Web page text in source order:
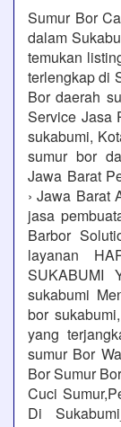
Sumur Bor
dalam
temukan
terlengkap di
Bor daerah
Service Jasa
sukabumi,
sumur bor
Jawa Barat
› Jawa Barat
jasa
Barbor
layanan
SUKABUMI
sukabumi
bor
yang
sumur Bor
Bor Sumur
Cuci
Di